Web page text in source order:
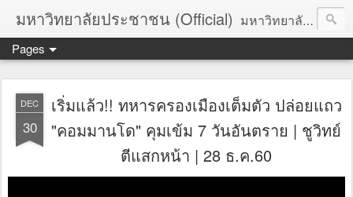
มหาวิทยาลัยประชาชน (Official) มหาวิทยาลัยประชาชน เพื่อการปฏิวัติประชาชนโดยสันติ Truths :: Peace :: Revolution :: Universal Human Rights :: Democracy (TPRUD)
Pages
DEC
30
เริ่มแล้ว!! ทหารครองเมืองเต็มตัว ปล่อยแถว
"คอมมานโด" คุมเข้ม 7 วันอันตราย | ชูวิทย์
ตีแสกหน้า | 28 ธ.ค.60